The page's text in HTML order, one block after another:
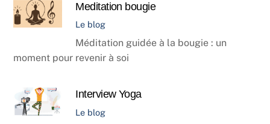
Meditation bougie
Le blog
Méditation guidée à la bougie : un
moment pour revenir à soi
Interview Yoga
Le blog